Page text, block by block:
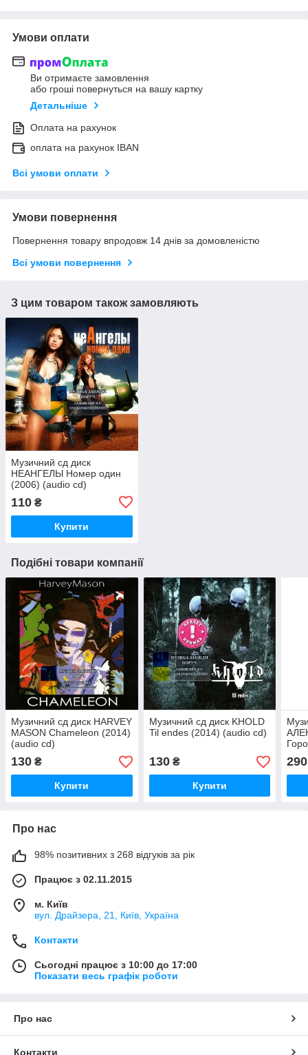
Умови оплати
Ви отримаєте замовлення
або гроші повернуться на вашу картку
Детальніше
Оплата на рахунок
оплата на рахунок IBAN
Всі умови оплати
Умови повернення
Повернення товару впродовж 14 днів за домовленістю
Всі умови повернення
З цим товаром також замовляють
Музичний сд диск
НЕАНГЕЛЫ Номер один
(2006) (audio cd)
110 ₴
Купити
Подібні товари компанії
Музичний сд диск HARVEY
MASON Chameleon (2014)
(audio cd)
130 ₴
Купити
Музичний сд диск KHOLD
Til endes (2014) (audio cd)
130₴
Купити
290
Про нас
98% позитивних з 268 відгуків за рік
Працює з 02.11.2015
м. Київ
вул. Драйзера, 21, Київ, Україна
Контакти
Сьогодні працює з 10:00 до 17:00
Показати весь графік роботи
Про нас
Контакти